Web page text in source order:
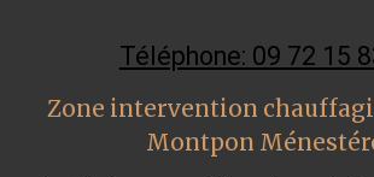
Téléphone: 09 72 15
Zone intervention
Montpon